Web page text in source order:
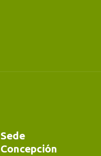
Sede
Concepción